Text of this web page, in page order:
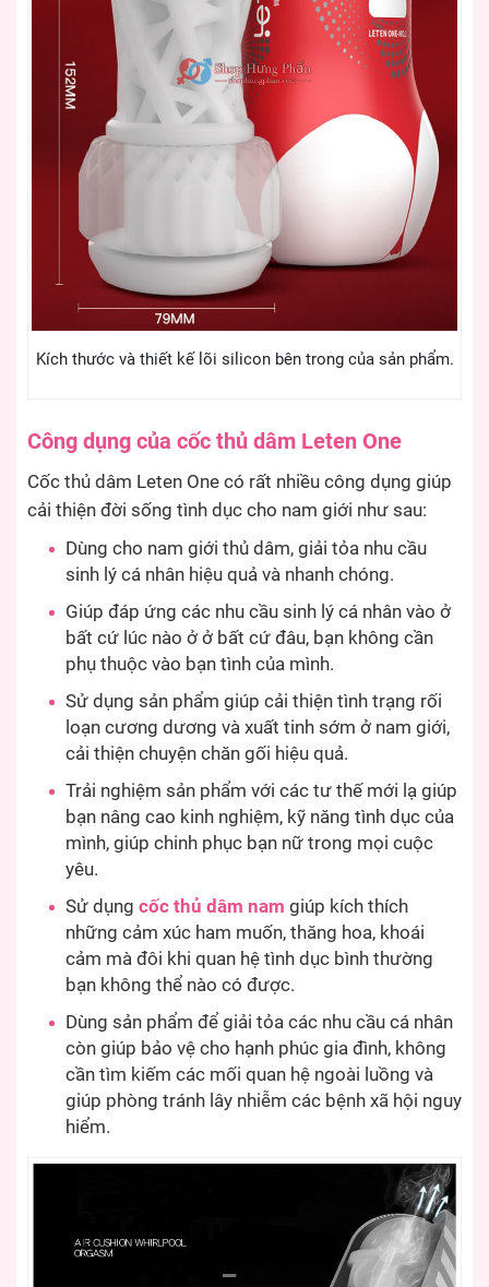
Kích thước và thiết kế lõi silicon bên trong của sản phẩm.
Công dụng của cốc thủ dâm Leten One
Cốc thủ dâm Leten One có rất nhiều công dụng giúp
cải thiện đời sống tình dục cho nam giới như sau:
Dùng cho nam giới thủ dâm, giải tỏa nhu cầu
sinh lý cá nhân hiệu quả và nhanh chóng.
Giúp đáp ứng các nhu cầu sinh lý cá nhân vào ở
bất cứ lúc nào ở ở bất cứ đâu, bạn không cần
phụ thuộc vào bạn tình của mình.
Sử dụng sản phẩm giúp cải thiện tình trạng rối
loạn cương dương và xuất tinh sớm ở nam giới,
cải thiện chuyện chăn gối hiệu quả.
Trải nghiệm sản phẩm với các tư thế mới lạ giúp
bạn nâng cao kinh nghiệm, kỹ năng tình dục của
mình, giúp chinh phục bạn nữ trong mọi cuộc
yêu.
Sử dụng cốc thủ dâm nam giúp kích thích
những cảm xúc ham muốn, thăng hoa, khoái
cảm mà đôi khi quan hệ tình dục bình thường
bạn không thể nào có được.
Dùng sản phẩm để giải tỏa các nhu cầu cá nhân
còn giúp bảo vệ cho hạnh phúc gia đình, không
cần tìm kiếm các mối quan hệ ngoài luồng và
giúp phòng tránh lây nhiễm các bệnh xã hội nguy
hiểm.